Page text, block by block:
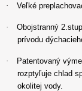
· Veľké
·
Obojstranný
prívodu
·
Patentovaný
rozptyľuje chlad
okolitej vody.